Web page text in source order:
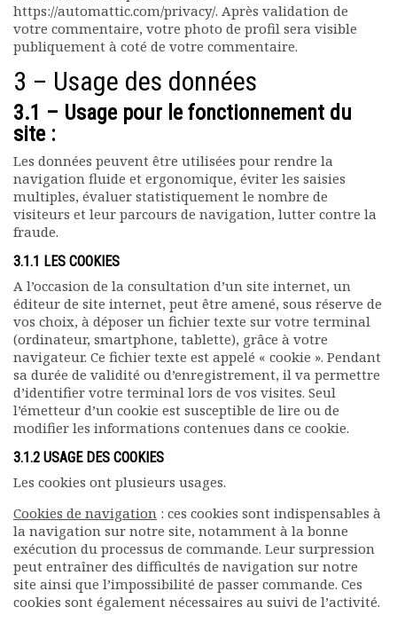
https://automattic.com/privacy/. Après validation de
votre commentaire, votre photo de profil sera visible
publiquement à coté de votre commentaire.
3 – Usage des données
3.1 – Usage pour le fonctionnement du
site :
Les données peuvent être utilisées pour rendre la
navigation fluide et ergonomique, éviter les saisies
multiples, évaluer statistiquement le nombre de
visiteurs et leur parcours de navigation, lutter contre la
fraude.
3.1.1 LES COOKIES
A l’occasion de la consultation d’un site internet, un
éditeur de site internet, peut être amené, sous réserve de
vos choix, à déposer un fichier texte sur votre terminal
(ordinateur, smartphone, tablette), grâce à votre
navigateur. Ce fichier texte est appelé « cookie ». Pendant
sa durée de validité ou d’enregistrement, il va permettre
d’identifier votre terminal lors de vos visites. Seul
l’émetteur d’un cookie est susceptible de lire ou de
modifier les informations contenues dans ce cookie.
3.1.2 USAGE DES COOKIES
Les cookies ont plusieurs usages.
Cookies de navigation : ces cookies sont indispensables à
la navigation sur notre site, notamment à la bonne
exécution du processus de commande. Leur surpression
peut entraîner des difficultés de navigation sur notre
site ainsi que l’impossibilité de passer commande. Ces
cookies sont également nécessaires au suivi de l’activité.